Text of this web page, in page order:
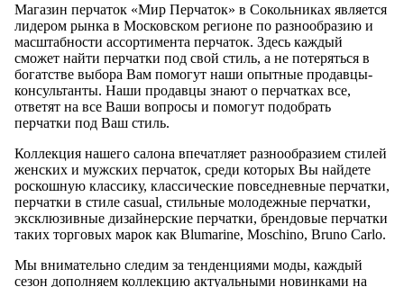
Магазин перчаток «Мир Перчаток» в Сокольниках является
лидером рынка в Московском регионе по разнообразию и
масштабности ассортимента перчаток. Здесь каждый
сможет найти перчатки под свой стиль, а не потеряться в
богатстве выбора Вам помогут наши опытные продавцы-
консультанты. Наши продавцы знают о перчатках все,
ответят на все Ваши вопросы и помогут подобрать
перчатки под Ваш стиль.
Коллекция нашего салона впечатляет разнообразием стилей
женских и мужских перчаток, среди которых Вы найдете
роскошную классику, классические повседневные перчатки,
перчатки в стиле casual, стильные молодежные перчатки,
эксклюзивные дизайнерские перчатки, брендовые перчатки
таких торговых марок как Blumarine, Moschino, Bruno Carlo.
Мы внимательно следим за тенденциями моды, каждый
сезон дополняем коллекцию актуальными новинками на